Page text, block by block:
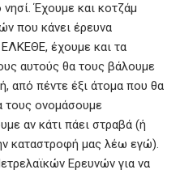
νησί. Έχουμε και κοτζάμ
που κάνει έρευνα
έχουμε και τα
αυτούς θα τους βάλουμε
από πέντε έξι άτομα που θα
τους ονομάσουμε
αν κάτι πάει στραβά (ή
καταστροφή μας λέω εγώ).
Ερευνών για να